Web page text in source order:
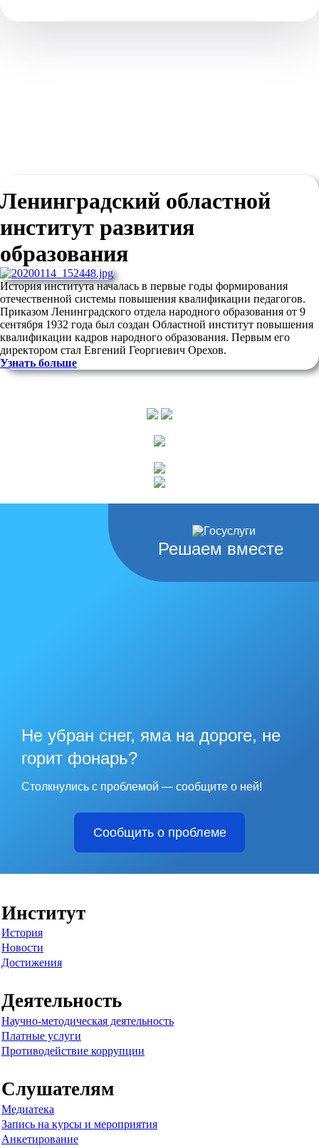
Ленинградский областной
институт развития
образования
История института началась в первые годы формирования
отечественной системы повышения квалификации педагогов.
Приказом Ленинградского отдела народного образования от 9
сентября 1932 года был создан Областной институт повышения
квалификации кадров народного образования. Первым его
директором стал Евгений Георгиевич Орехов.
Узнать больше
Решаем вместе
Не убран снег, яма на дороге, не
горит фонарь?
Столкнулись с проблемой — сообщите о ней!
Сообщить о проблеме
Институт
История
Новости
Достижения
Деятельность
Научно-методическая деятельность
Платные услуги
Противодействие коррупции
Слушателям
Медиатека
Запись на курсы и мероприятия
Анкетирование